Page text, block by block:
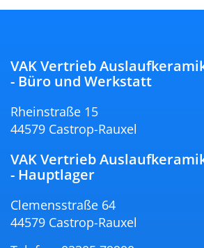
VAK Vertrieb
- Büro und Werkstatt
Rheinstraße 15
44579 Castrop-Rauxel
VAK Vertrieb
- Hauptlager
Clemensstraße 64
44579 Castrop-Rauxel